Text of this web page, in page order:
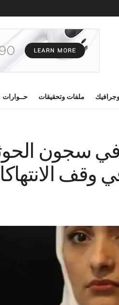
ملفات وتحقيقات حــوارات
إمرأه في سجون
وقف